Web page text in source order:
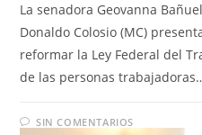
La senadora Geovanna
Donaldo Colosio (MC)
reformar la Ley Federal del
de las personas
SIN COMENTARIOS